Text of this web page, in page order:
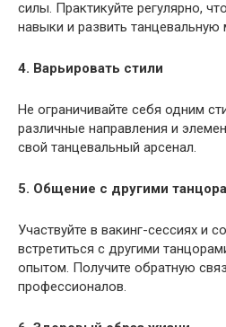
силы. Практикуйте регулярно,
навыки и развить танцевальную
4. Варьировать стили
Не ограничивайте себя одним
различные направления и
свой танцевальный арсенал.
5. Общение с другими
Участвуйте в вакинг-сессиях и
встретиться с другими
опытом. Получите обратную
профессионалов.